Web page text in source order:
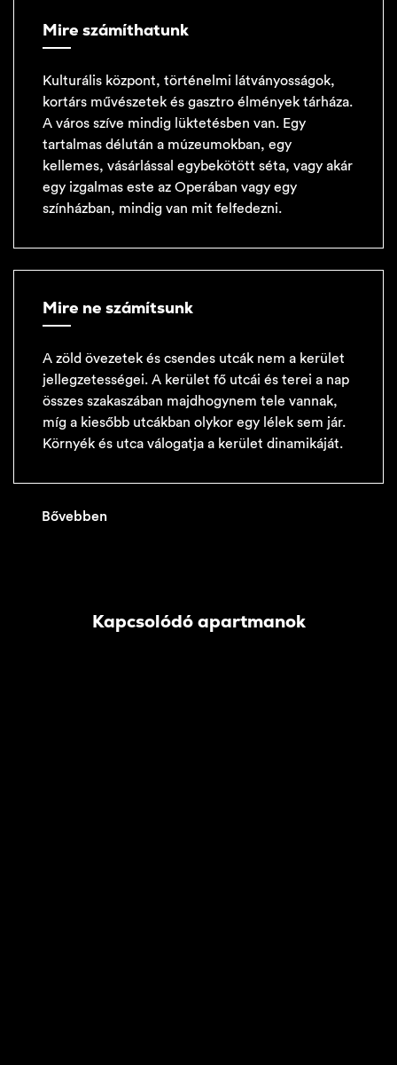
Mire számíthatunk
Kulturális központ, történelmi látványosságok,
kortárs művészetek és gasztro élmények tárháza.
A város szíve mindig lüktetésben van. Egy
tartalmas délután a múzeumokban, egy
kellemes, vásárlással egybekötött séta, vagy akár
egy izgalmas este az Operában vagy egy
színházban, mindig van mit felfedezni.
Mire ne számítsunk
A zöld övezetek és csendes utcák nem a kerület
jellegzetességei. A kerület fő utcái és terei a nap
összes szakaszában majdhogynem tele vannak,
míg a kiesőbb utcákban olykor egy lélek sem jár.
Környék és utca válogatja a kerület dinamikáját.
Bővebben
Kapcsolódó apartmanok